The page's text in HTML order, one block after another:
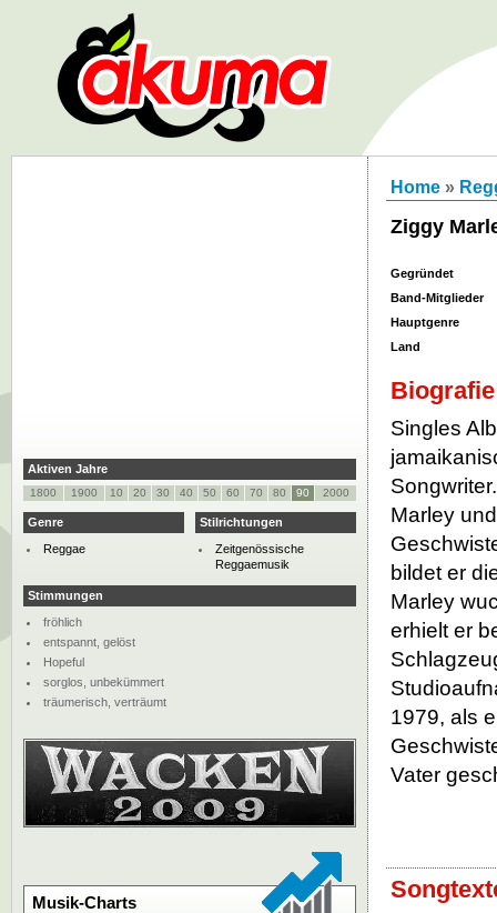
Home »
Ziggy
Gegründet
Band-Mitglieder
Hauptgenre
Land
Biografie
Singles
Marley
bildet er
Marley
erhielt er
1979, als
Vater
Aktiven Jahre
1800 1900 10 20 30 40 50 60 70 80 90 2000
Genre
Reggae
Stilrichtungen
Zeitgenössische
Reggaemusik
Stimmungen
fröhlich
entspannt, gelöst
Hopeful
sorglos, unbekümmert
träumerisch, verträumt
Musik-Charts